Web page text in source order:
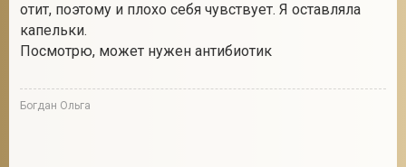
отит, поэтому и плохо себя чувствует. Я оставляла
капельки.
Посмотрю, может нужен антибиотик
Богдан Ольга